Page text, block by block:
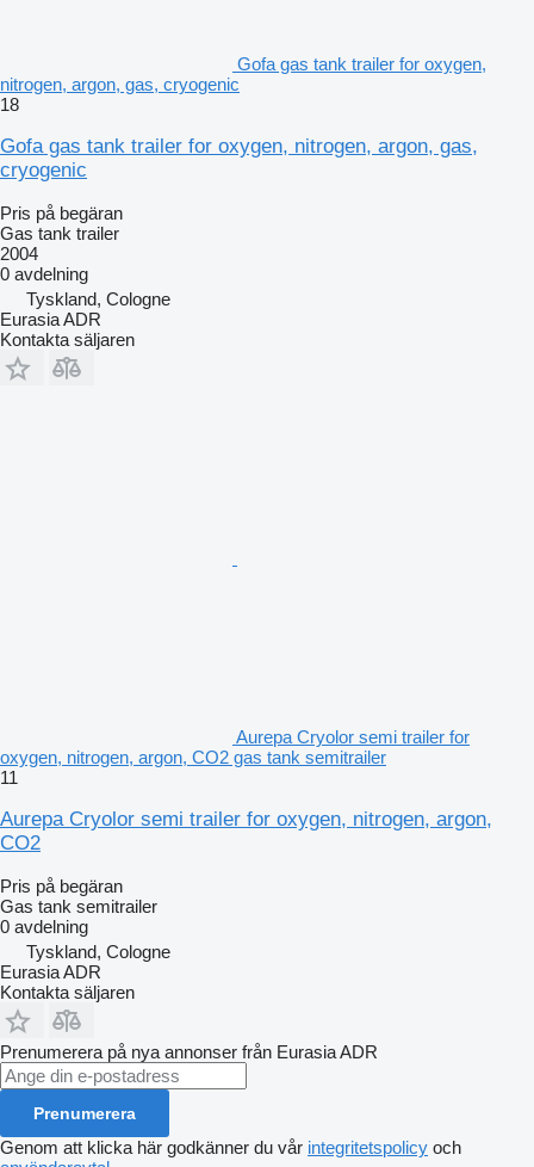
Gofa gas tank trailer for oxygen,
nitrogen, argon, gas, cryogenic
18
Gofa gas tank trailer for oxygen, nitrogen, argon, gas,
cryogenic
Pris på begäran
Gas tank trailer
2004
0 avdelning
Tyskland, Cologne
Eurasia ADR
Kontakta säljaren
Aurepa Cryolor semi trailer for
oxygen, nitrogen, argon, CO2 gas tank semitrailer
11
Aurepa Cryolor semi trailer for oxygen, nitrogen, argon,
CO2
Pris på begäran
Gas tank semitrailer
0 avdelning
Tyskland, Cologne
Eurasia ADR
Kontakta säljaren
Prenumerera på nya annonser från Eurasia ADR
Prenumerera
Genom att klicka här godkänner du vår integritetspolicy och